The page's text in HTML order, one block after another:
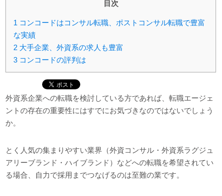
目次
1 コンコードはコンサル転職、ポストコンサル転職で豊富
な実績
2 大手企業、外資系の求人も豊富
3 コンコードの評判は
外資系企業への転職を検討している方であれば、転職エージェ
ントの存在の重要性にはすでにお気づきなのではないでしょう
か。
とく人気の集まりやすい業界（外資コンサル・外資系ラグジュ
アリーブランド・ハイブランド）などへの転職を希望されてい
る場合、自力で採用までつなげるのは至難の業です。